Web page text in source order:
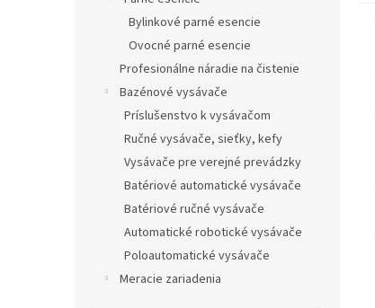
Bylinkové parné esencie
Ovocné parné esencie
Profesionálne náradie na čistenie
Bazénové vysávače
Príslušenstvo k vysávačom
Ručné vysávače, sieťky, kefy
Vysávače pre verejné prevádzky
Batériové automatické vysávače
Batériové ručné vysávače
Automatické robotické vysávače
Poloautomatické vysávače
Meracie zariadenia